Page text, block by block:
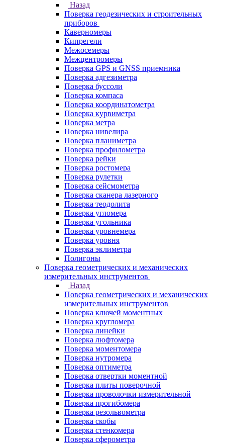
Назад
Поверка геодезических и строительных
приборов
Каверномеры
Кипрегели
Межосемеры
Межцентромеры
Поверка GPS и GNSS приемника
Поверка адгезиметра
Поверка буссоли
Поверка компаса
Поверка координатометра
Поверка курвиметра
Поверка метра
Поверка нивелира
Поверка планиметра
Поверка профилометра
Поверка рейки
Поверка ростомера
Поверка рулетки
Поверка сейсмометра
Поверка сканера лазерного
Поверка теодолита
Поверка угломера
Поверка угольника
Поверка уровнемера
Поверка уровня
Поверка эклиметра
Полигоны
Поверка геометрических и механических
измерительных инструментов
Назад
Поверка геометрических и механических
измерительных инструментов
Поверка ключей моментных
Поверка кругломера
Поверка линейки
Поверка люфтомера
Поверка моментомера
Поверка нутромера
Поверка оптиметра
Поверка отвертки моментной
Поверка плиты поверочной
Поверка проволочки измерительной
Поверка прогибомера
Поверка резольвометра
Поверка скобы
Поверка стенкомера
Поверка сферометра